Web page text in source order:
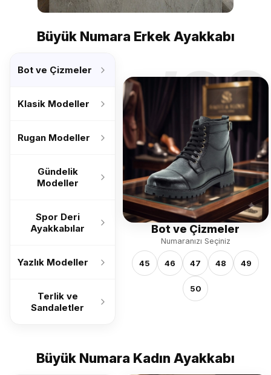
Büyük Numara Erkek Ayakkabı
Bot ve Çizmeler
Klasik Modeller
Rugan Modeller
Gündelik
Modeller
Spor Deri
Ayakkabılar
Yazlık Modeller
Terlik ve
Sandaletler
’26
Bot ve Çizmeler
Numaranızı Seçiniz
45 46 47 48 49
50
Büyük Numara Kadın Ayakkabı